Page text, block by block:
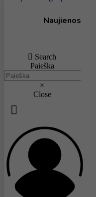
Naujienos
Search
Paieška
×
Close